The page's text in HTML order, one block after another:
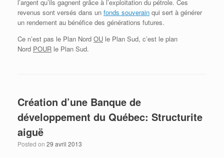
l’argent qu’ils gagnent grâce à l’exploitation du pétrole. Ces
revenus sont versés dans un fonds souverain qui sert à générer
un rendement au bénéfice des générations futures.
Ce n’est pas le Plan Nord OU le Plan Sud, c’est le plan
Nord POUR le Plan Sud.
Création d’une Banque de
développement du Québec: Structurite
aiguë
Posted on 29 avril 2013